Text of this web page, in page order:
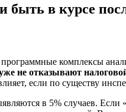
в курсе
комплексы
не отказывают
если по существу
в 5% случаев. Если